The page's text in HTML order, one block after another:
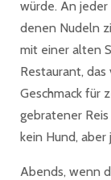
würde. An
denen Nudeln
mit einer alten
Restaurant,
Geschmack für
gebratener Reis
kein Hund, aber
Abends, wenn